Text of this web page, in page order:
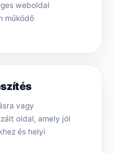
weboldal
működő
vagy
oldal, amely jól
és helyi